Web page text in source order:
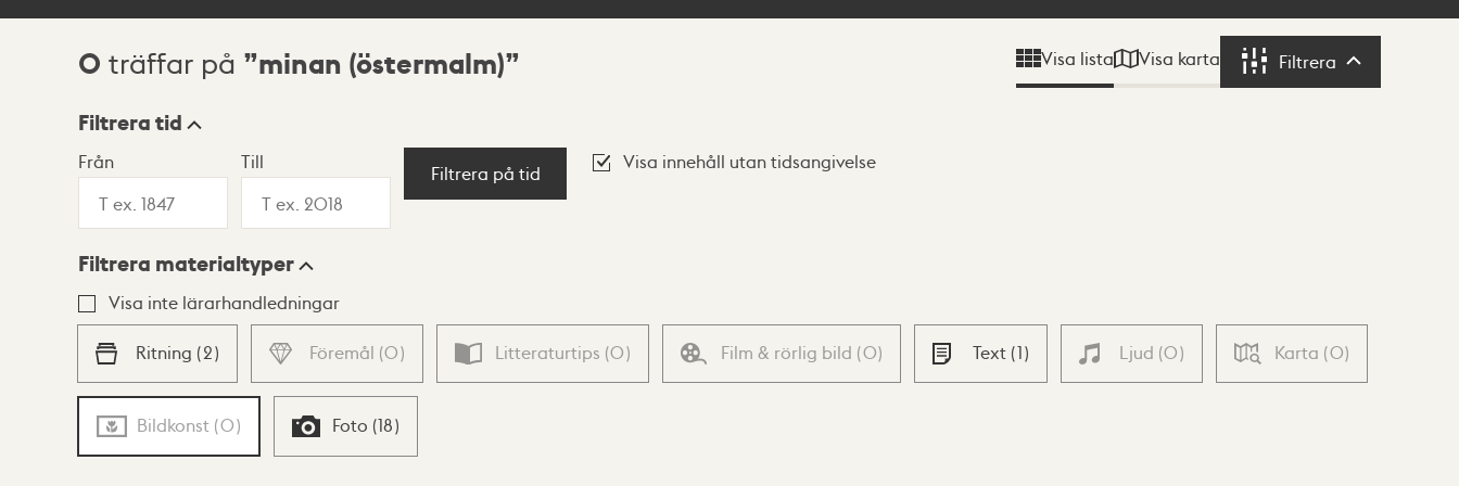
Sökresultat
0 träffar på minan (östermalm) Visa lista Visa karta Filtrera Filtrera
Visningsläge
Lista Karta
Filtrera tid
Från Till
Filtrera på tid
Visa innehåll utan tidsangivelse
Filtrera materialtyper
Visa inte lärarhandledningar
Ritning (2) Föremål (0) Litteraturtips (0) Film & rörlig bild (0) Text (1) Ljud (0) Karta (0)
Bildkonst (0) Foto (18)